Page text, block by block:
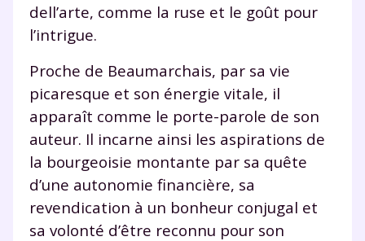
dell’arte, comme la ruse et le goût pour
l’intrigue.
Proche de Beaumarchais, par sa vie
picaresque et son énergie vitale, il
apparaît comme le porte-parole de son
auteur. Il incarne ainsi les aspirations de
la bourgeoisie montante par sa quête
d’une autonomie financière, sa
revendication à un bonheur conjugal et
sa volonté d’être reconnu pour son